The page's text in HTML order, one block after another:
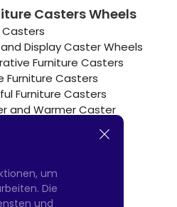
Casters Wheels
Casters
Display Caster Wheels
Furniture Casters
Furniture Casters
Furniture Casters
and Warmer Caster
Equipment Casters
um
Die
und